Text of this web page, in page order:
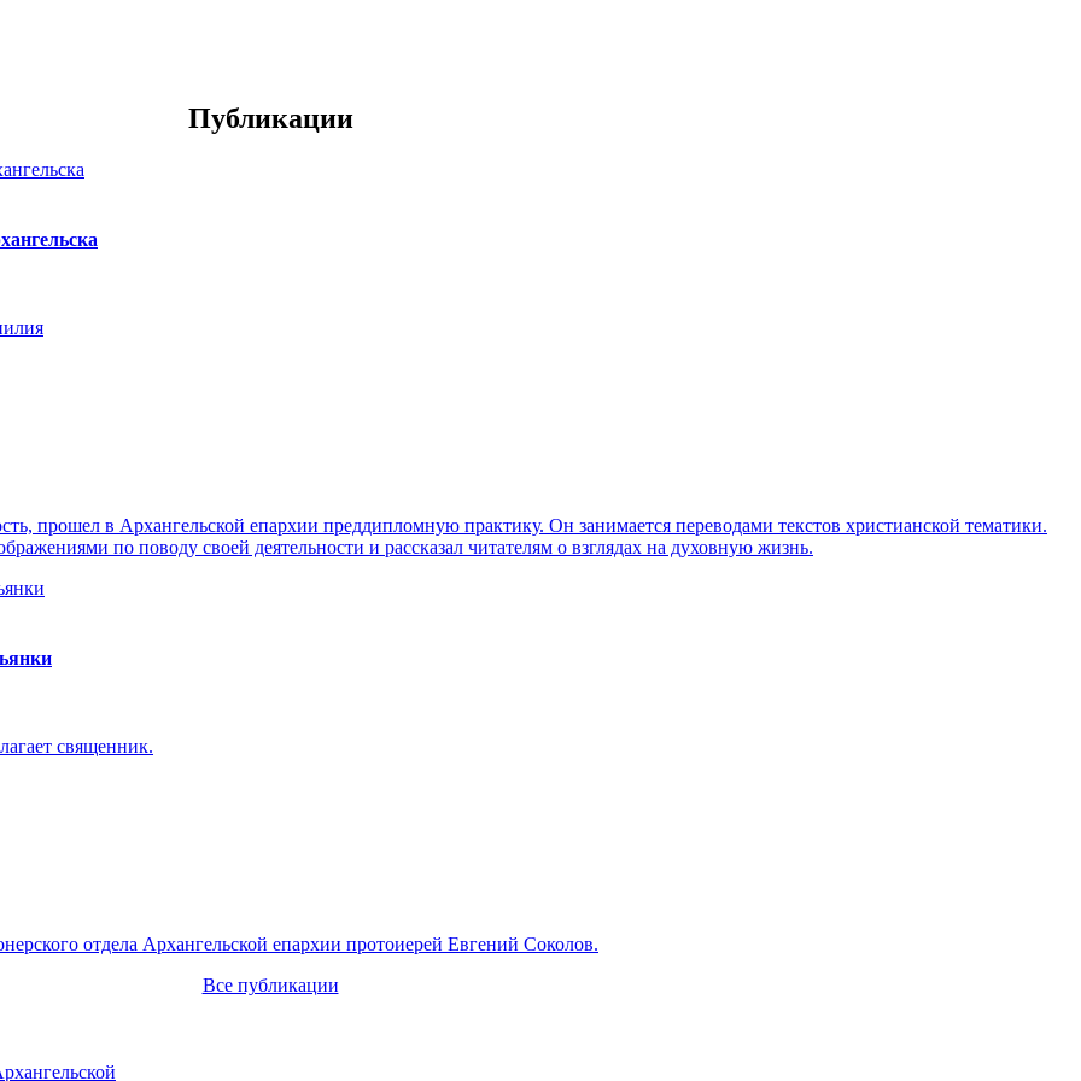
Публикации
прошел в Архангельской епархии преддипломную практику. Он занимается переводами текстов христианской тематики.
по поводу своей деятельности и рассказал читателям о взглядах на духовную жизнь.
священник.
отдела Архангельской епархии протоиерей Евгений Соколов.
Все публикации